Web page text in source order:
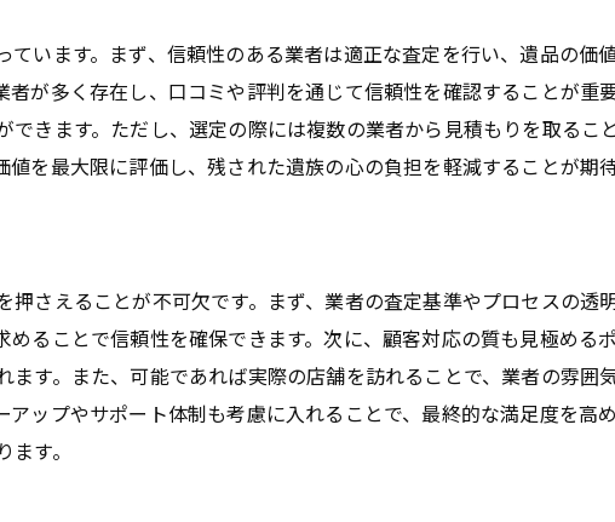
理に適した業者の特徴
取業者選びの関係性
学ぶ買取業者の選び方
るための呉市での具体的な買取戦略
連携で査定額を上げるコツ
アイテムとその買取価格
を与える要素とは
います。まず、信頼性のある業者は適正な査定を行い、遺品の価
が多く存在し、口コミや評判を通じて信頼性を確認することが重
きます。ただし、選定の際には複数の業者から見積もりを取るこ
を最大限に評価し、残された遺族の心の負担を軽減することが期待
さえることが不可欠です。まず、業者の査定基準やプロセスの透
ることで信頼性を確保できます。次に、顧客対応の質も見極める
す。また、可能であれば実際の店舗を訪れることで、業者の雰囲
ップやサポート体制も考慮に入れることで、最終的な満足度を高め
す。